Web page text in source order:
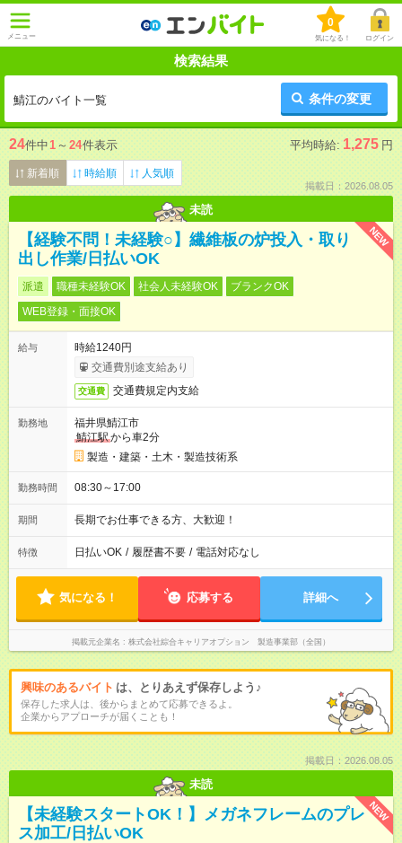
メニュー
0
気になる！ ログイン
検索結果
鯖江のバイト一覧 条件の変更
24件中1 ～ 24件表示 平均時給: 1,275 円
新着順 時給順 人気順
掲載日：2026.08.05
未読
NEW
【経験不問！未経験○】繊維板の炉投入・取り
出し作業/日払いOK
派遣 職種未経験OK 社会人未経験OK
ブランクOK
WEB登録・面接OK
給与
時給1240円
交通費別途支給あり
交通費 交通費規定内支給
勤務地
福井県鯖江市
鯖江駅から車2分
製造・建築・土木・製造技術系
勤務時間 08:30～17:00
期間 長期でお仕事できる方、大歓迎！
特徴 日払いOK / 履歴書不要 / 電話対応なし
気になる！ 応募する 詳細へ
掲載元企業名 株式会社綜合キャリアオプション 製造事業部（全国）
興味のあるバイト は、とりあえず保存しよう♪
保存した求人は、後からまとめて応募できるよ。
企業からアプローチが届くことも！
掲載日：2026.08.05
未読
NEW
【未経験スタートOK！】メガネフレームのプレ
ス加工/日払いOK